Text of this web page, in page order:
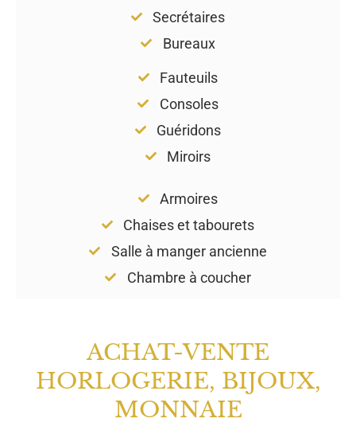
Secrétaires
Bureaux
Fauteuils
Consoles
Guéridons
Miroirs
Armoires
Chaises et tabourets
Salle à manger ancienne
Chambre à coucher
ACHAT-VENTE
HORLOGERIE, BIJOUX,
MONNAIE